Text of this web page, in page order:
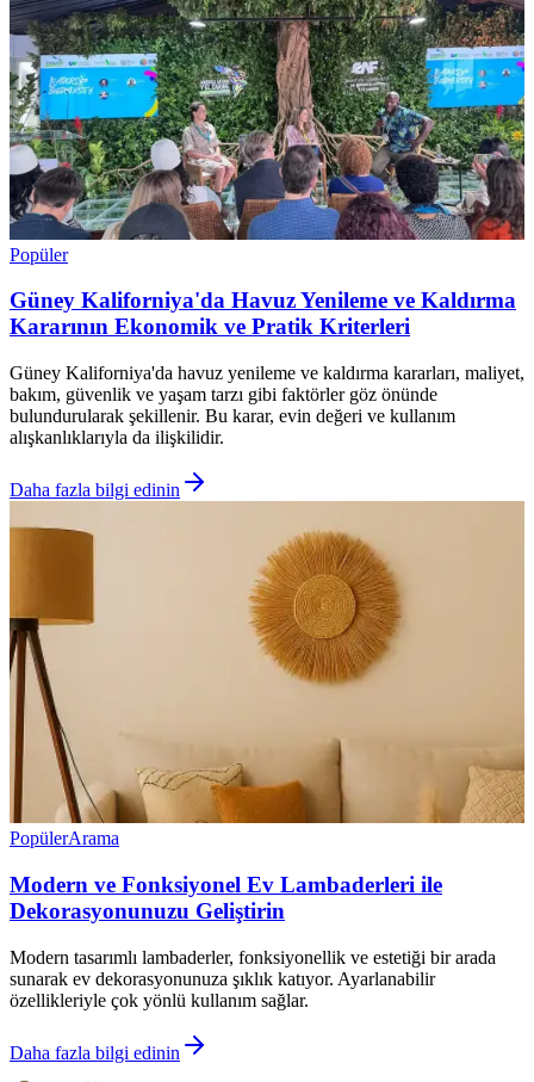
Popüler
Güney Kaliforniya'da Havuz Yenileme ve Kaldırma
Kararının Ekonomik ve Pratik Kriterleri
Güney Kaliforniya'da havuz yenileme ve kaldırma kararları, maliyet,
bakım, güvenlik ve yaşam tarzı gibi faktörler göz önünde
bulundurularak şekillenir. Bu karar, evin değeri ve kullanım
alışkanlıklarıyla da ilişkilidir.
Daha fazla bilgi edinin
PopülerArama
Modern ve Fonksiyonel Ev Lambaderleri ile
Dekorasyonunuzu Geliştirin
Modern tasarımlı lambaderler, fonksiyonellik ve estetiği bir arada
sunarak ev dekorasyonunuza şıklık katıyor. Ayarlanabilir
özellikleriyle çok yönlü kullanım sağlar.
Daha fazla bilgi edinin